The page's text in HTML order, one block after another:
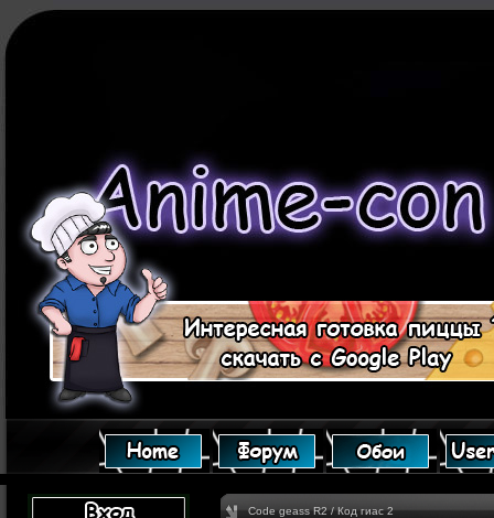
Code geass R2 / Код гиас 2